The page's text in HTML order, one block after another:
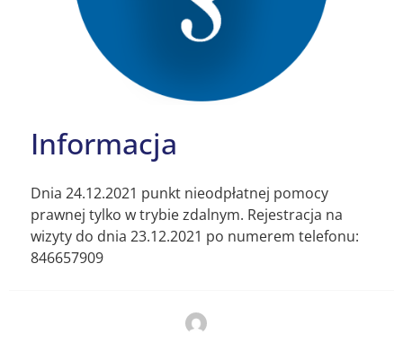
Informacja
Dnia 24.12.2021 punkt nieodpłatnej pomocy
prawnej tylko w trybie zdalnym. Rejestracja na
wizyty do dnia 23.12.2021 po numerem telefonu:
846657909